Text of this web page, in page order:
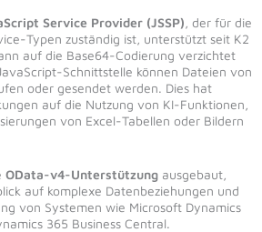
Service Provider (JSSP), der für die
Typen zuständig ist, unterstützt seit K2
auf die Base64-Codierung verzichtet
Schnittstelle können Dateien von
oder gesendet werden. Dies hat
auf die Nutzung von KI-Funktionen,
von Excel-Tabellen oder Bildern
OData-v4-Unterstützungausgebaut,
auf komplexe Datenbeziehungen und
von Systemen wie Microsoft Dynamics
365 Business Central.